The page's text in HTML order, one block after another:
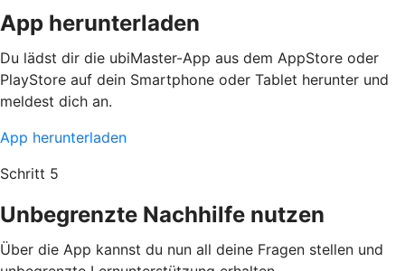
App herunterladen
Du lädst dir die ubiMaster-App aus dem AppStore oder
PlayStore auf dein Smartphone oder Tablet herunter und
meldest dich an.
App herunterladen
Schritt 5
Unbegrenzte Nachhilfe nutzen
Über die App kannst du nun all deine Fragen stellen und